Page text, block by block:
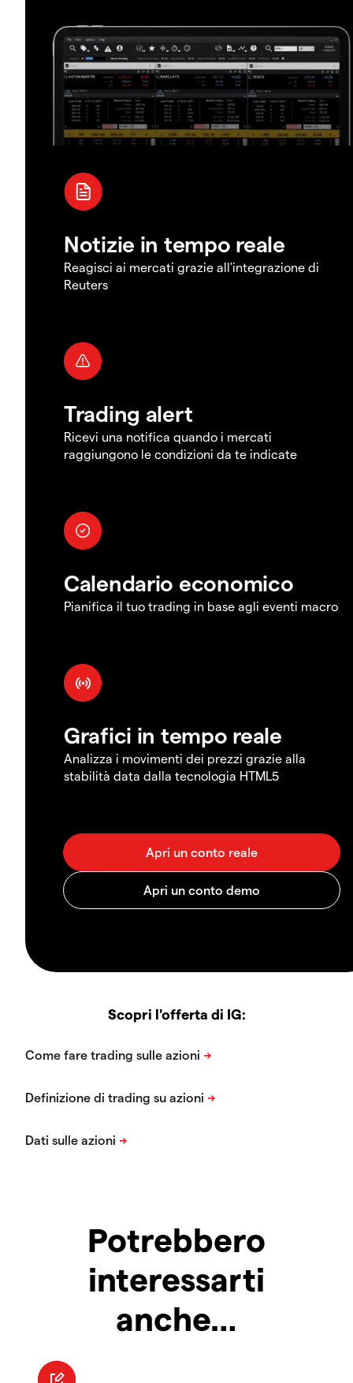
Notizie in tempo reale
Reagisci ai mercati grazie all'integrazione di
Reuters
Trading alert
Ricevi una notifica quando i mercati
raggiungono le condizioni da te indicate
Calendario economico
Pianifica il tuo trading in base agli eventi macro
Grafici in tempo reale
Analizza i movimenti dei prezzi grazie alla
stabilità data dalla tecnologia HTML5
Scopri l'offerta di IG:
Potrebbero
interessarti
anche…